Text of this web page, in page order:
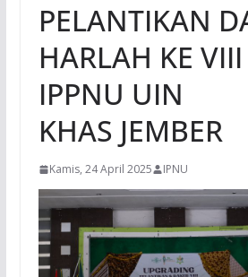
PELANTIKAN
HARLAH KE
IPPNU UIN
KHAS JEMBER
Kamis, 24 April 2025 IPNU